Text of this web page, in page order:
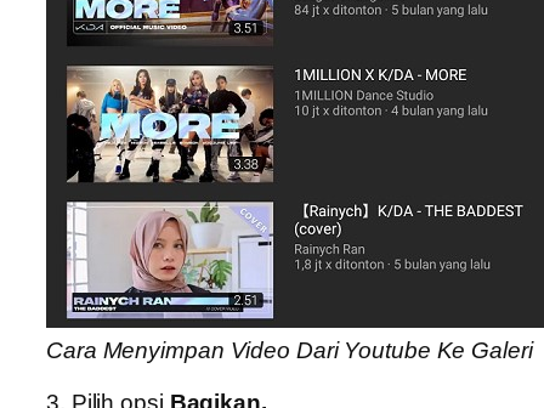
Cara Menyimpan Video Dari Youtube Ke Galeri
3. Pilih opsi Bagikan.